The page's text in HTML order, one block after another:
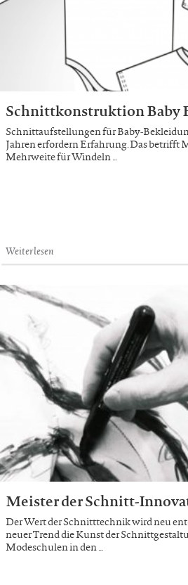
Schnittkonstruktion Baby
Schnittaufstellungen für Baby-
Jahren erfordern Erfahrung. Das betrifft
Mehrweite für Windeln …
Weiterlesen
Meister der Schnitt-
Der Wert der Schnitttechnik wird neu
neuer Trend die Kunst der
Modeschulen in den …